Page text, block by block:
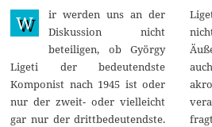
W
ir werden uns an der
Diskussion nicht
beteiligen, ob György
Ligeti der bedeutendste
Komponist nach 1945 ist oder
nur der zweit- oder vielleicht
gar nur der drittbedeutendste.